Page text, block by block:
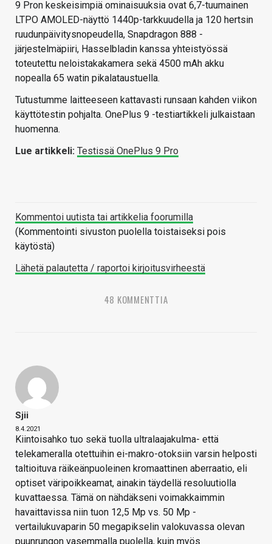
9 Pron keskeisimpiä ominaisuuksia ovat 6,7-tuumainen
LTPO AMOLED-näyttö 1440p-tarkkuudella ja 120 hertsin
ruudunpäivitysnopeudella, Snapdragon 888 -
järjestelmäpiiri, Hasselbladin kanssa yhteistyössä
toteutettu neloistakakamera sekä 4500 mAh akku
nopealla 65 watin pikalataustuella.
Tutustumme laitteeseen kattavasti runsaan kahden viikon
käyttötestin pohjalta. OnePlus 9 -testiartikkeli julkaistaan
huomenna.
Lue artikkeli: Testissä OnePlus 9 Pro
Kommentoi uutista tai artikkelia foorumilla
(Kommentointi sivuston puolella toistaiseksi pois
käytöstä)
Lähetä palautetta / raportoi kirjoitusvirheestä
48 KOMMENTTIA
Sjii
8.4.2021
Kiintoisahko tuo sekä tuolla ultralaajakulma- että
telekameralla otettuihin ei-makro-otoksiin varsin helposti
taltioituva räikeänpuoleinen kromaattinen aberraatio, eli
optiset väripoikkeamat, ainakin täydellä resoluutiolla
kuvattaessa. Tämä on nähdäkseni voimakkaimmin
havaittavissa niin tuon 12,5 Mp vs. 50 Mp -
vertailukuvaparin 50 megapikselin valokuvassa olevan
puunrungon vasemmalla puolella, kuin myös